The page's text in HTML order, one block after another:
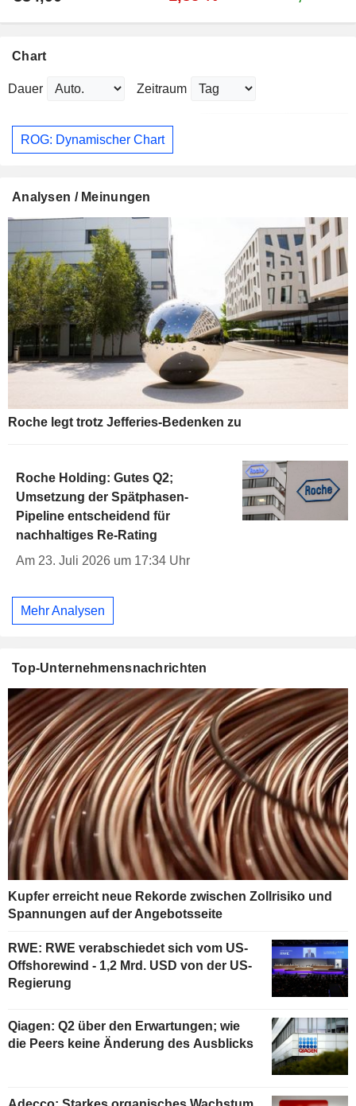
Chart
Dauer Zeitraum
ROG: Dynamischer Chart
Analysen / Meinungen
Roche legt trotz Jefferies-Bedenken zu
Roche Holding: Gutes Q2;
Umsetzung der Spätphasen-
Pipeline entscheidend für
nachhaltiges Re-Rating
Am 23. Juli 2026 um 17:34 Uhr
Mehr Analysen
Top-Unternehmensnachrichten
Kupfer erreicht neue Rekorde zwischen Zollrisiko und
Spannungen auf der Angebotsseite
RWE: RWE verabschiedet sich vom US-
Offshorewind - 1,2 Mrd. USD von der US-
Regierung
Qiagen: Q2 über den Erwartungen; wie
die Peers keine Änderung des Ausblicks